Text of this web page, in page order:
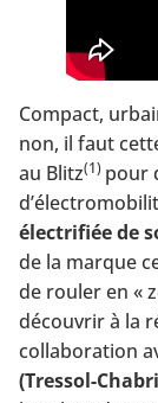
Compact,
non, il faut
au Blitz(1) pour
électrifiée de
de la marque
de rouler en «
découvrir à la
collaboration
(Tressol-